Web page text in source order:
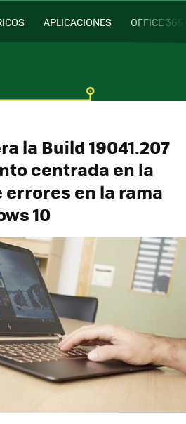
APLICACIONES OFFICE 365
la Build 19041.207
centrada en la
en la rama
10